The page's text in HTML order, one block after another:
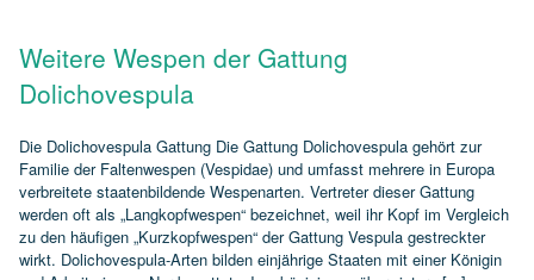
Weitere Wespen der Gattung
Dolichovespula
Die Dolichovespula Gattung Die Gattung Dolichovespula gehört zur
Familie der Faltenwespen (Vespidae) und umfasst mehrere in Europa
verbreitete staatenbildende Wespenarten. Vertreter dieser Gattung
werden oft als „Langkopfwespen“ bezeichnet, weil ihr Kopf im Vergleich
zu den häufigen „Kurzkopfwespen“ der Gattung Vespula gestreckter
wirkt. Dolichovespula‑Arten bilden einjährige Staaten mit einer Königin